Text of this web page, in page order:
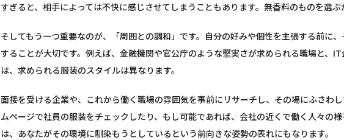
すぎると、相手によっては不快に感じさせてしまうこともあります。無香料のものを選ぶ
そしてもう一つ重要なのが、「周囲との調和」です。自分の好みや個性を主張する前に
することが大切です。例えば、金融機関や官公庁のような堅実さが求められる職場と、
は、求められる服装のスタイルは異なります。
面接を受ける企業や、これから働く職場の雰囲気を事前にリサーチし、その場にふさわ
ムページで社員の服装をチェックしたり、もし可能であれば、会社の近くで働く人々の
は、あなたがその環境に馴染もうとしているという前向きな姿勢の表れにもなります。